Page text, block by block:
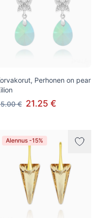
Perhonen on pear
€ 21.25 €
Alennus -15%